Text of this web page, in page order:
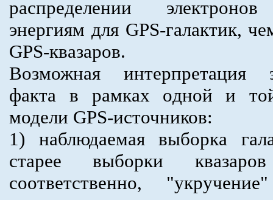
распределении
энергиям для GPS-галактик,
GPS-квазаров.
Возможная интерпретация
факта в рамках одной и
модели GPS-источников:
1) наблюдаемая выборка
старее выборки
соответственно,